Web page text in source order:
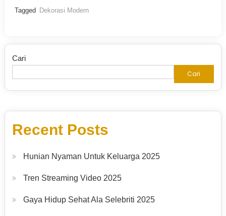
Tagged Dekorasi Modern
Cari
Cari
Recent Posts
Hunian Nyaman Untuk Keluarga 2025
Tren Streaming Video 2025
Gaya Hidup Sehat Ala Selebriti 2025